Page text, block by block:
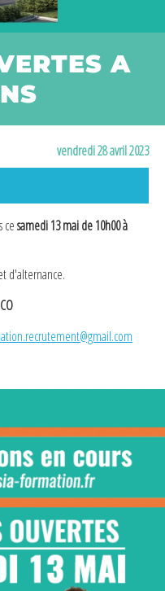
A
vendredi 28 avril 2023
cesamedi 13 mai de 10h00 à
d'alternance.